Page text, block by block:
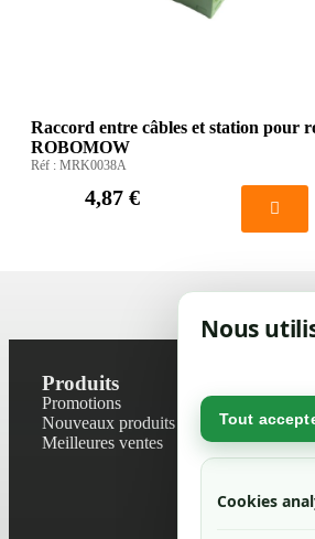
Nous
Tout
Cookies
Raccord entre câbles et station pour
ROBOMOW
Réf : MRK0038A
4,87 €
Produits
Promotions
Nouveaux produits
Meilleures ventes